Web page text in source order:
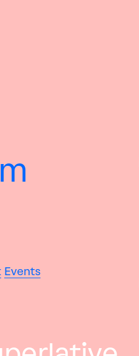
Events